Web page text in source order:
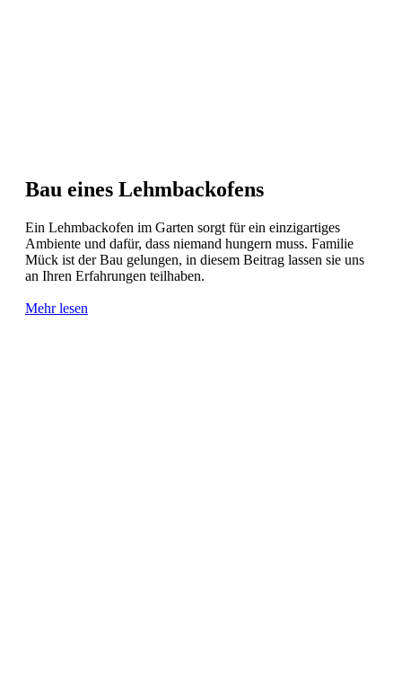
Bau eines Lehmbackofens
Ein Lehmbackofen im Garten sorgt für ein einzigartiges
Ambiente und dafür, dass niemand hungern muss. Familie
Mück ist der Bau gelungen, in diesem Beitrag lassen sie uns
an Ihren Erfahrungen teilhaben.
Mehr lesen